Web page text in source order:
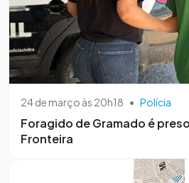
24 de março às 20h18 • Polícia
Foragido de Gramado é
Fronteira